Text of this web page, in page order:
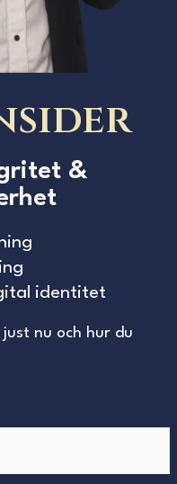
&
identitet
nu och hur du